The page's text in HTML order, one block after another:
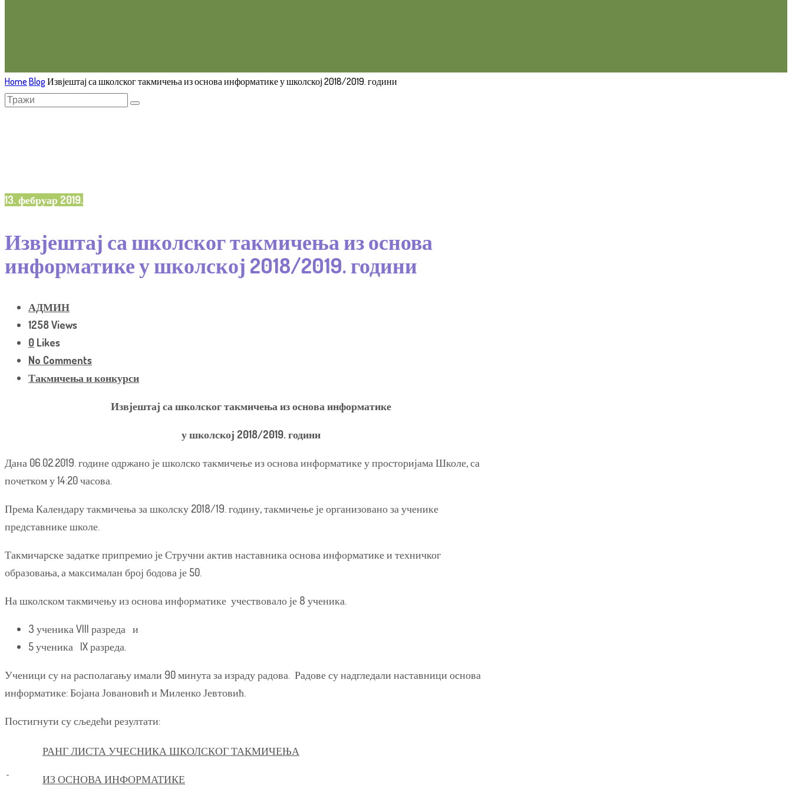
Home BlogИзвјештај са школског такмичења из основа информатике у школској 2018/2019. години
13. фебруар 2019.
Извјештај са школског такмичења из основа
информатике у школској 2018/2019. години
АДМИН
1258 Views
0 Likes
No Comments
Такмичења и конкурси
Извјештај са школског такмичења из основа информатике
у школској 2018/2019.години
Дана 06.02.2019. године одржано је школско такмичење из основа информатике у просторијама Школе, са
почетком у 14:20 часова.
Према Календару такмичења за школску 2018/19. годину, такмичење је организовано за ученике
представнике школе.
Такмичарске задатке припремио је Стручни актив наставника основа информатике и техничког
образовања, а максималан број бодова је 50.
На школском такмичењу из основа информатике учествовало је 8 ученика.
3 ученика VIII разреда и
5 ученика IX разреда.
Ученици су на располагању имали 90 минута за израду радова. Радове су надгледали наставници основа
информатике: Бојана Јовановић и Миленко Јевтовић.
Постигнути су сљедећи резултати:
РАНГ ЛИСТА УЧЕСНИКА ШКОЛСКОГ ТАКМИЧЕЊА
ИЗ ОСНОВА ИНФОРМАТИКЕ